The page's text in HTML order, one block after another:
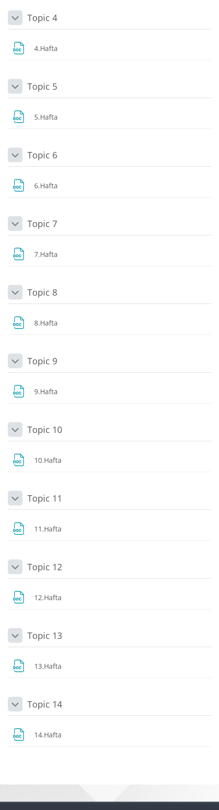
DaraltTopic 4
4.Hafta
DaraltTopic 5
5.Hafta
DaraltTopic 6
6.Hafta
DaraltTopic 7
7.Hafta
DaraltTopic 8
8.Hafta
DaraltTopic 9
9.Hafta
DaraltTopic 10
10.Hafta
DaraltTopic 11
11.Hafta
DaraltTopic 12
12.Hafta
DaraltTopic 13
13.Hafta
DaraltTopic 14
14.Hafta